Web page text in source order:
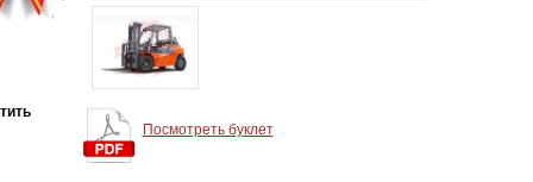
Посмотреть буклет